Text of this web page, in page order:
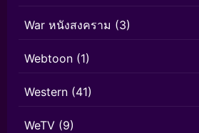
War หนังสงคราม (3)
Webtoon (1)
Western (41)
WeTV (9)